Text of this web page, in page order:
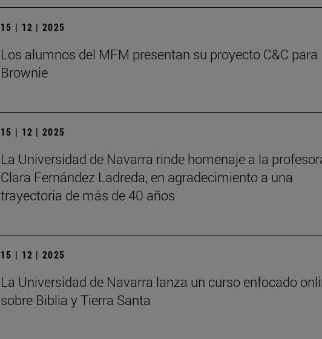
15 | 12 | 2025
Los alumnos del MFM presentan su proyecto C&C para
Brownie
15 | 12 | 2025
La Universidad de Navarra rinde homenaje a la
Clara Fernández Ladreda, en agradecimiento a una
trayectoria de más de 40 años
15 | 12 | 2025
La Universidad de Navarra lanza un curso enfocado
sobre Biblia y Tierra Santa